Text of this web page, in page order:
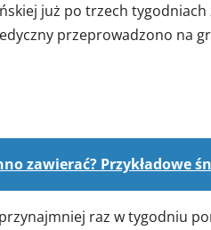
już po trzech
przeprowadzono na
zawierać? Przykładowe
raz w tygodniu